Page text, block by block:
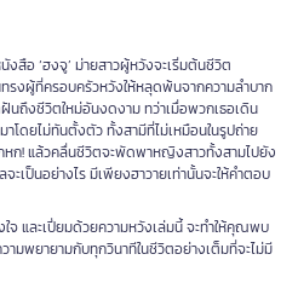
งสือ ‘ฮงจู’ ม่ายสาวผู้หวังจะเริ่มต้นชีวิต
ทรงผู้ที่ครอบครัวหวังให้หลุดพ้นจากความลำบาก
นถึงชีวิตใหม่อันงดงาม ทว่าเมื่อพวกเธอเดิน
โดยไม่ทันตั้งตัว ทั้งสามีที่ไม่เหมือนในรูปถ่าย
หก! แล้วคลื่นชีวิตจะพัดพาหญิงสาวทั้งสามไปยัง
เป็นอย่างไร มีเพียงฮาวายเท่านั้นจะให้คำตอบ
จ และเปี่ยมด้วยความหวังเล่มนี้ จะทำให้คุณพบ
ามพยายามกับทุกวินาทีในชีวิตอย่างเต็มที่จะไม่มี